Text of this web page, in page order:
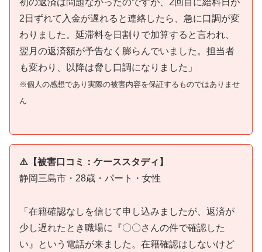
2日ずれて入金が遅れると連絡したら、急に口調が変
わりました。延滞料を日割りで加算すると言われ、
翌月の返済額が予告なく膨らんでいました。担当者
も変わり、以降は脅し口調になりました」
※個人の感想であり実際の被害内容を保証するものではありませ
ん
⚠️【被害口コミ：ケーススタディ】
静岡三島市・28歳・パート・女性
「在籍確認なしを信じて申し込みましたが、返済が
少し遅れたとき職場に『〇〇さんの件で確認した
い』という電話が来ました。在籍確認はしないけど